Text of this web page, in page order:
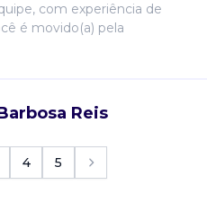
com experiência de
é movido(a) pela
Reis
4 5